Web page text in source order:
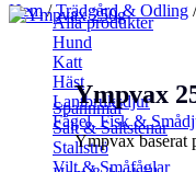
Alla produkter
Hund
Katt
Häst
Lantbruksdjur
Fågel, Fisk &
Spannmål
Salt & Saltstenar
Stallströ
Vilt & Småfåglar
Hem/Trädgård & Odling
Ympvax
Ympvax baserat